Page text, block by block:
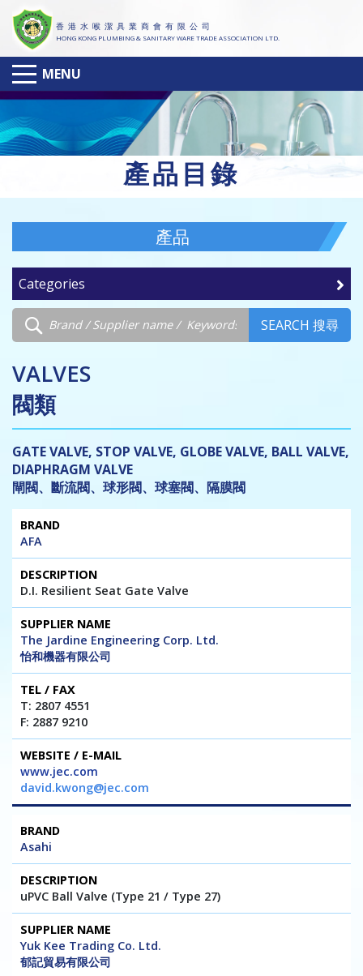
香 港 水 喉 潔 具 業 商 會 有 限 公 司
HONG KONG PLUMBING & SANITARY WARE TRADE ASSOCIATION LTD.
MENU
產品目錄
產品
Categories
SEARCH 搜尋
VALVES
閥類
GATE VALVE, STOP VALVE, GLOBE VALVE, BALL VALVE,
DIAPHRAGM VALVE
閘閥、斷流閥、球形閥、球塞閥、隔膜閥
Brand
Fax
AFA
D.I. Resilient Seat Gate Valve
The Jardine Engineering Corp. Ltd.
怡和機器有限公司
T: 2807 4551
F: 2887 9210
www.jec.com
david.kwong@jec.com
Asahi
uPVC Ball Valve (Type 21 / Type 27)
Yuk Kee Trading Co. Ltd.
郁記貿易有限公司